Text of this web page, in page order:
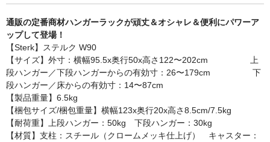
通販の定番商材ハンガーラックが頑丈＆オシャレ＆便利にパワーア
ップして登場！
【Sterk】ステルク W90
【サイズ】外寸：横幅95.5x奥行50x高さ122〜202cm 上
段ハンガー／下段ハンガーからの有効寸：26〜179cm 下
段ハンガー／床からの有効寸：14〜87cm
【製品重量】6.5kg
【梱包サイズ/梱包重量】横幅123x奥行20x高さ8.5cm/7.5kg
【耐荷重】上段ハンガー：50kg 下段ハンガー：30kg
【材質】支柱：スチール（クロームメッキ仕上げ） キャスター：